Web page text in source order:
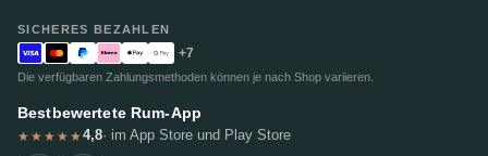
SICHERES BEZAHLEN
+7
Die verfügbaren Zahlungsmethoden können je nach Shop variieren.
Bestbewertete Rum-App
★★★★★4,8· im App Store und Play Store